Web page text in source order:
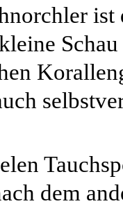
ist
dem